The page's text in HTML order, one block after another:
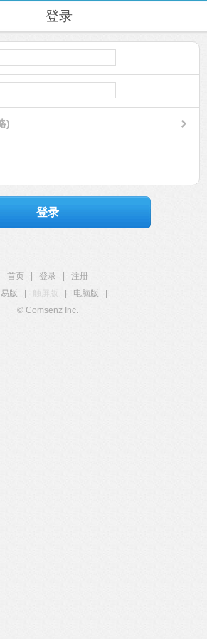
登录
)
登录
首页 登录
注册
版
触屏版 电脑版
© Comsenz Inc.